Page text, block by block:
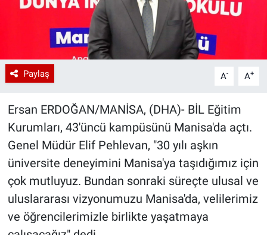
Paylaş A- A+
Ersan ERDOĞAN/MANİSA, (DHA)- BİL Eğitim
Kurumları, 43'üncü kampüsünü Manisa'da açtı.
Genel Müdür Elif Pehlevan, "30 yılı aşkın
üniversite deneyimini Manisa'ya taşıdığımız için
çok mutluyuz. Bundan sonraki süreçte ulusal ve
uluslararası vizyonumuzu Manisa'da, velilerimiz
ve öğrencilerimizle birlikte yaşatmaya